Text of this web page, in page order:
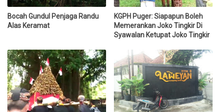
Bocah Gundul Penjaga Randu
Alas Keramat
KGPH Puger: Siapapun Boleh
Memerankan Joko Tingkir Di
Syawalan Ketupat Joko Tingkir